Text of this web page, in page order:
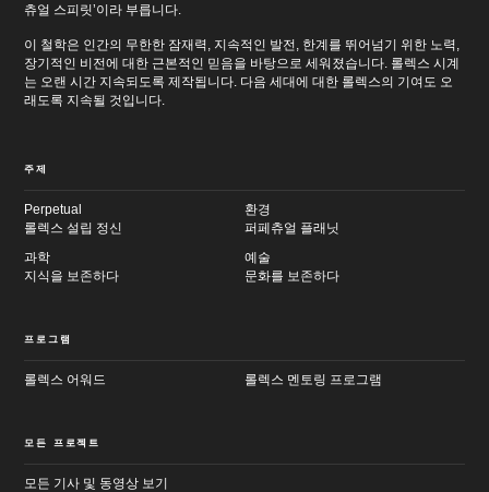
츄얼 스피릿’이라 부릅니다.
이 철학은 인간의 무한한 잠재력, 지속적인 발전, 한계를 뛰어넘기 위한 노력,
장기적인 비전에 대한 근본적인 믿음을 바탕으로 세워졌습니다. 롤렉스 시계
는 오랜 시간 지속되도록 제작됩니다. 다음 세대에 대한 롤렉스의 기여도 오
래도록 지속될 것입니다.
주제
Perpetual
롤렉스 설립 정신
환경
퍼페츄얼 플래닛
과학
지식을 보존하다
예술
문화를 보존하다
프로그램
롤렉스 어워드 롤렉스 멘토링 프로그램
모든 프로젝트
모든 기사 및 동영상 보기